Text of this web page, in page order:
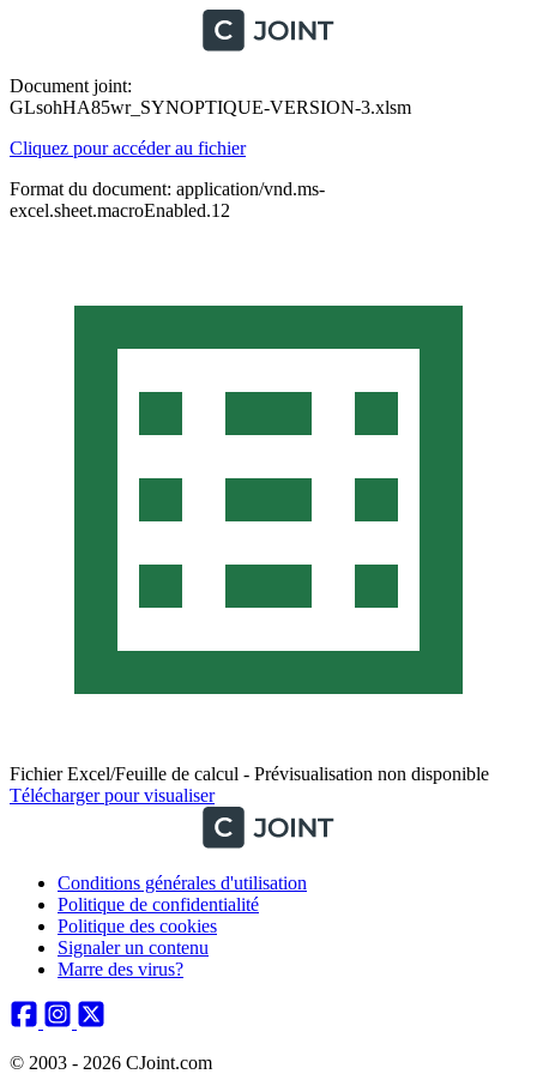
Document joint:
GLsohHA85wr_SYNOPTIQUE-VERSION-3.xlsm
Cliquez pour accéder au fichier
Format du document: application/vnd.ms-
excel.sheet.macroEnabled.12
Fichier Excel/Feuille de calcul - Prévisualisation non disponible
Télécharger pour visualiser
Conditions générales d'utilisation
Politique de confidentialité
Politique des cookies
Signaler un contenu
Marre des virus?
© 2003 - 2026 CJoint.com